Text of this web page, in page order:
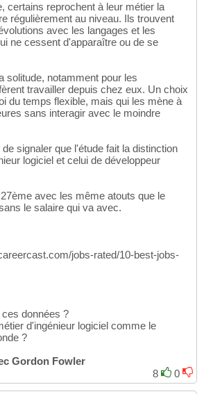
certains reprochent à leur métier la
régulièrement au niveau. Ils trouvent
avec les langages et les
ne cessent d'apparaître ou de se
solitude, notamment pour les
travailler depuis chez eux. Un choix
du temps flexible, mais qui les mène à
sans interagir avec le moindre
signaler que l'étude fait la distinction
logiciel et celui de développeur
avec les même atouts que le
le salaire qui va avec.
jobs-rated/10-best-jobs-
données ?
d'ingénieur logiciel comme le
?
Gordon Fowler
8
0